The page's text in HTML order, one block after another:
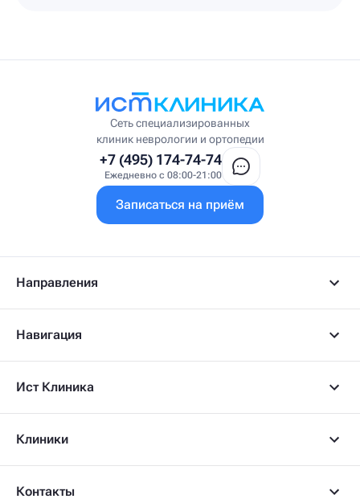
Сеть специализированных
клиник неврологии и ортопедии
+7 (495) 174-74-74
Ежедневно с 08:00-21:00
Записаться на приём
Направления
Навигация
Ист Клиника
Клиники
Контакты